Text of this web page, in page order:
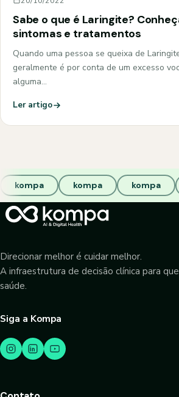
Sabe o que é Laringite?
sintomas e tratamentos
Quando uma pessoa se queixa de
geralmente é por conta de um excesso
alguma…
Ler artigo
kompa kompa kompa
Direcionar melhor é cuidar melhor.
A infraestrutura de decisão clínica para
saúde.
Siga a Kompa